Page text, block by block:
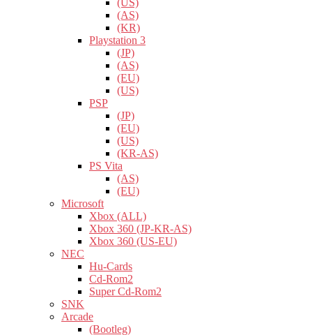
(US)
(AS)
(KR)
Playstation 3
(JP)
(AS)
(EU)
(US)
PSP
(JP)
(EU)
(US)
(KR-AS)
PS Vita
(AS)
(EU)
Microsoft
Xbox (ALL)
Xbox 360 (JP-KR-AS)
Xbox 360 (US-EU)
NEC
Hu-Cards
Cd-Rom2
Super Cd-Rom2
SNK
Arcade
(Bootleg)